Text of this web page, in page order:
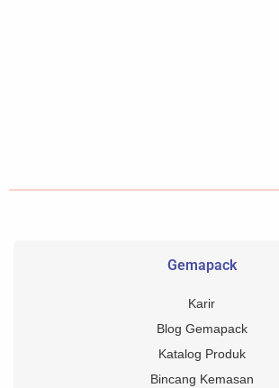
Gemapack
Karir
Blog Gemapack
Katalog Produk
Bincang Kemasan